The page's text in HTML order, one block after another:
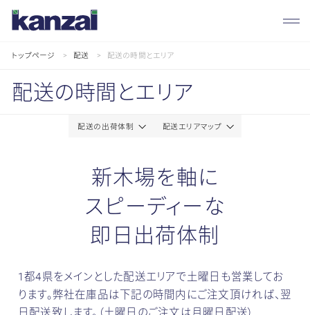
トップページ 配送 配送の時間とエリア
配
送
配送の時間とエリア
配送の出荷体制 配送エリアマップ
出
荷
新木場を軸に
スピーディーな
即日出荷体制
1都4県をメインとした配送エリアで土曜日も営業してお
ります。弊社在庫品は下記の時間内にご注文頂ければ、翌
日配送致します。 （土曜日のご注文は月曜日配送）